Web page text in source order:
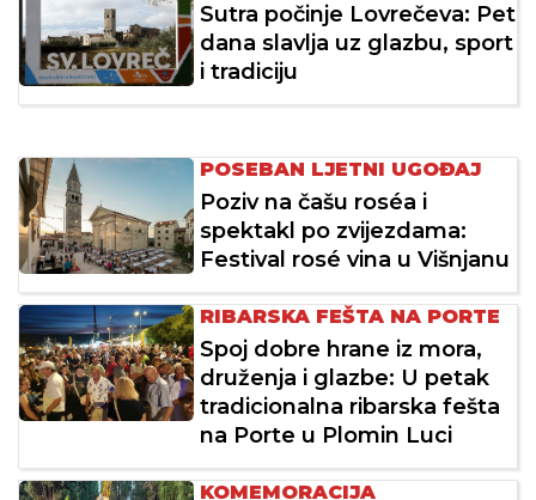
Sutra počinje Lovrečeva: Pet
dana slavlja uz glazbu, sport
i tradiciju
POSEBAN LJETNI UGOĐAJ
Poziv na čašu roséa i
spektakl po zvijezdama:
Festival rosé vina u Višnjanu
RIBARSKA FEŠTA NA PORTE
Spoj dobre hrane iz mora,
druženja i glazbe: U petak
tradicionalna ribarska fešta
na Porte u Plomin Luci
KOMEMORACIJA